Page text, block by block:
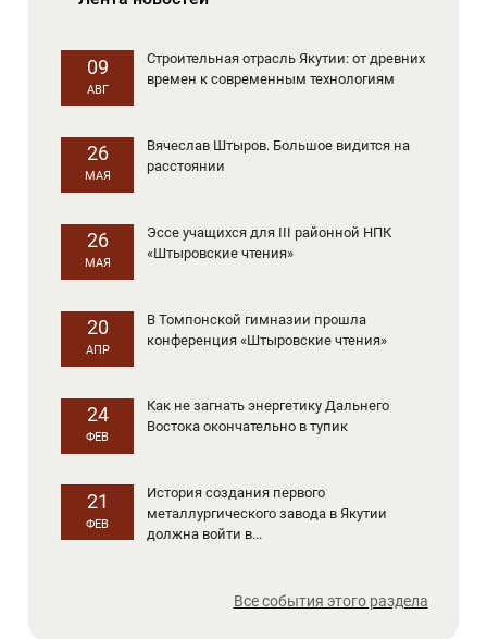
09
АВГ
Строительная отрасль Якутии: от древних
времен к современным технологиям
26
МАЯ
Вячеслав Штыров. Большое видится на
расстоянии
26
МАЯ
Эссе учащихся для III районной НПК
«Штыровские чтения»
20
АПР
В Томпонской гимназии прошла
конференция «Штыровские чтения»
24
ФЕВ
Как не загнать энергетику Дальнего
Востока окончательно в тупик
21
ФЕВ
История создания первого
металлургического завода в Якутии
должна войти в...
Все события этого раздела